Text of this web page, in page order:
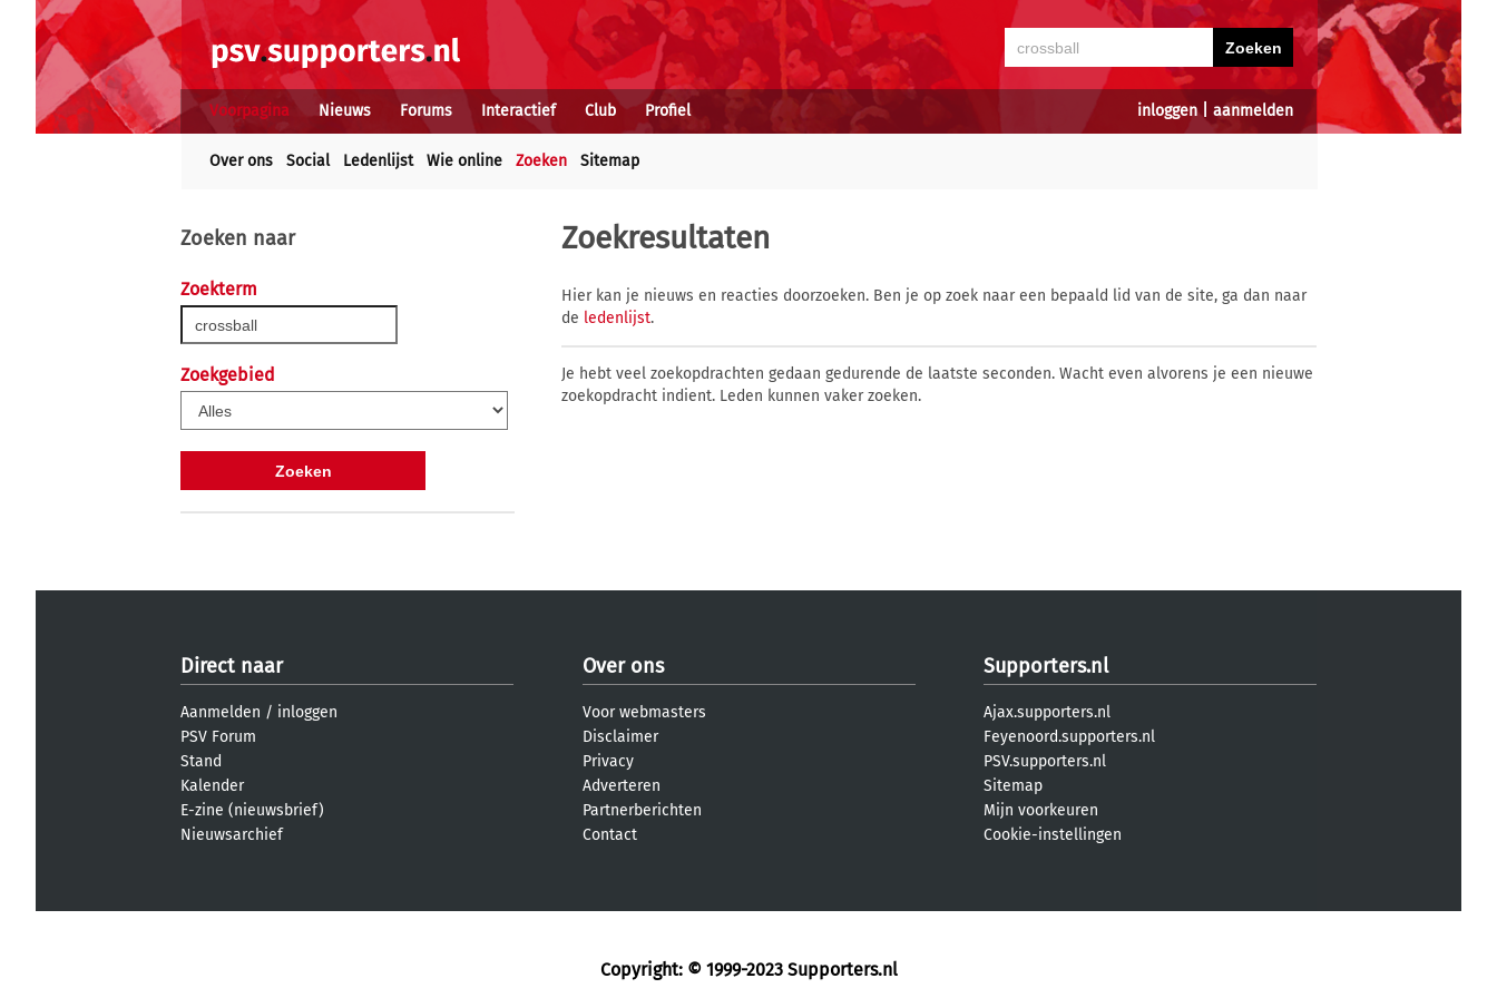
inloggen| aanmelden
Voorpagina Nieuws Forums Interactief Club Profiel
Over ons Social Ledenlijst Wie online Zoeken Sitemap
Zoeken naar
Zoekterm
Zoekgebied
Zoekresultaten
Hier kan je nieuws en reacties doorzoeken. Ben je op zoek naar een bepaald lid van de site, ga dan naar
de ledenlijst.
Je hebt veel zoekopdrachten gedaan gedurende de laatste seconden. Wacht even alvorens je een nieuwe
zoekopdracht indient. Leden kunnen vaker zoeken.
Direct naar
Aanmelden / inloggen
PSV Forum
Stand
Kalender
E-zine (nieuwsbrief)
Nieuwsarchief
Over ons
Voor webmasters
Disclaimer
Privacy
Adverteren
Partnerberichten
Contact
Supporters.nl
Ajax.supporters.nl
Feyenoord.supporters.nl
PSV.supporters.nl
Sitemap
Mijn voorkeuren
Cookie-instellingen
Copyright: © 1999-2023 Supporters.nl